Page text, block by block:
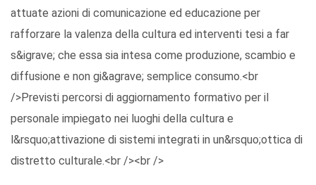
attuate azioni di comunicazione ed educazione per
rafforzare la valenza della cultura ed interventi tesi a far
s&igrave; che essa sia intesa come produzione, scambio e
diffusione e non gi&agrave; semplice consumo.<br
/>Previsti percorsi di aggiornamento formativo per il
personale impiegato nei luoghi della cultura e
l&rsquo;attivazione di sistemi integrati in un&rsquo;ottica di
distretto culturale.<br /><br />